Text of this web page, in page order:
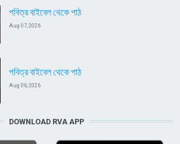
পবিত্র বাইবেল থেকে পাঠ
Aug 07, 2026
পবিত্র বাইবেল থেকে পাঠ
Aug 06, 2026
DOWNLOAD RVA APP